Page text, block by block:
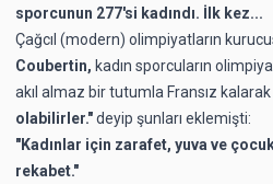
sporcunun 277'si kadındı. İlk kez...
Çağcıl (modern) olimpiyatların
Coubertin, kadın sporcuların
akıl almaz bir tutumla Fransız kalarak
olabilirler."deyip şunları eklemişti:
"Kadınlar için zarafet, yuva ve
rekabet."